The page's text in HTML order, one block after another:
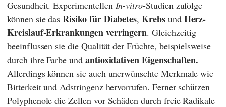
Gesundheit. Experimentellen In-vitro-Studien zufolge
können sie dasRisiko für Diabetes,Krebsund Herz-
Kreislauf-Erkrankungen verringern. Gleichzeitig
beeinflussen sie die Qualität der Früchte, beispielsweise
durch ihre Farbe und antioxidativen Eigenschaften.
Allerdings können sie auch unerwünschte Merkmale wie
Bitterkeit und Adstringenz hervorrufen. Ferner schützen
Polyphenole die Zellen vor Schäden durch freie Radikale